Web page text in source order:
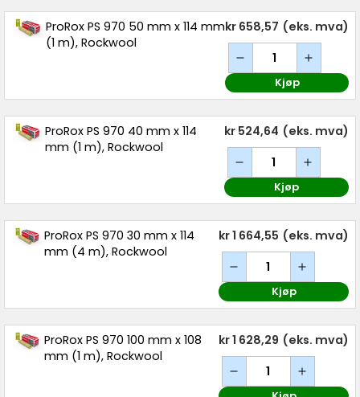
ProRox PS 970 50 mm x 114 mm
(1 m), Rockwool
kr 658,57 (eks. mva)
Kjøp
ProRox PS 970 40 mm x 114
mm (1 m), Rockwool
kr 524,64 (eks. mva)
Kjøp
ProRox PS 970 30 mm x 114
mm (4 m), Rockwool
kr 1 664,55 (eks. mva)
Kjøp
ProRox PS 970 100 mm x 108
mm (1 m), Rockwool
kr 1 628,29 (eks. mva)